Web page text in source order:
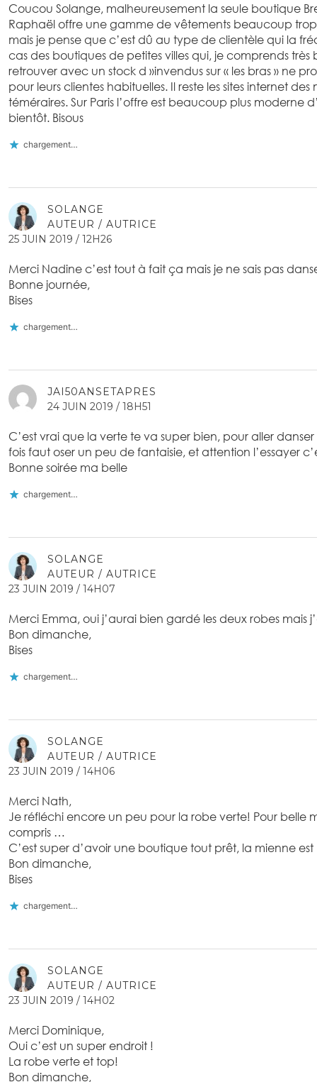
Coucou Solange, malheureusement la seule boutique
Raphaël offre une gamme de vêtements beaucoup
mais je pense que c’est dû au type de clientèle qui la
cas des boutiques de petites villes qui, je comprends très
retrouver avec un stock d »invendus sur « les bras » ne
pour leurs clientes habituelles. Il reste les sites internet
téméraires. Sur Paris l’offre est beaucoup plus moderne
bientôt. Bisous
chargement…
SOLANGE
AUTEUR / AUTRICE
25 JUIN 2019 / 12H26
Merci Nadine c’est tout à fait ça mais je ne sais pas
Bonne journée,
Bises
chargement…
JAI50ANSETAPRES
24 JUIN 2019 / 18H51
C’est vrai que la verte te va super bien, pour aller danser
fois faut oser un peu de fantaisie, et attention l’essayer
Bonne soirée ma belle
chargement…
SOLANGE
AUTEUR / AUTRICE
23 JUIN 2019 / 14H07
Merci Emma, oui j’aurai bien gardé les deux robes mais
Bon dimanche,
Bises
chargement…
SOLANGE
AUTEUR / AUTRICE
23 JUIN 2019 / 14H06
Merci Nath,
Je réfléchi encore un peu pour la robe verte! Pour belle
compris …
C’est super d’avoir une boutique tout prêt, la mienne
Bon dimanche,
Bises
chargement…
SOLANGE
AUTEUR / AUTRICE
23 JUIN 2019 / 14H02
Merci Dominique,
Oui c’est un super endroit !
La robe verte et top!
Bon dimanche,